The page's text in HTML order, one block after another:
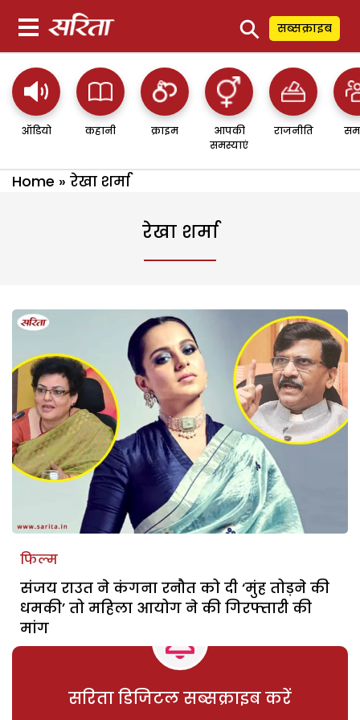
⚲ सब्सक्राइब
ऑडियो कहानी क्राइम
आपकी
समस्याएं
राजनीति
Home » रेखा शर्मा
रेखा शर्मा
फिल्म
संजय राउत ने कंगना रनौत को दी ‘मुंह तोड़ने की
धमकी’ तो महिला आयोग ने की गिरफ्तारी की
मांग
सरिता डिजिटल सब्सक्राइब करें